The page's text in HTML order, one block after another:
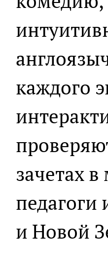
каждого
зачетах
и Новой